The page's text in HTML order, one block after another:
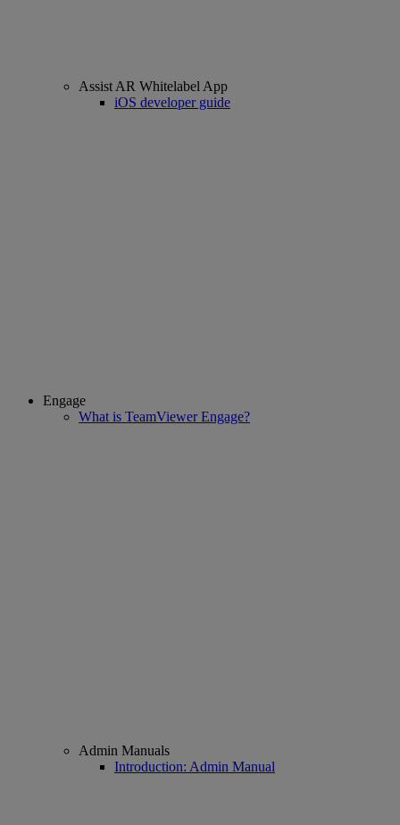
Assist AR Whitelabel App
iOS developer guide
Engage
What is TeamViewer Engage?
Admin Manuals
Introduction: Admin Manual